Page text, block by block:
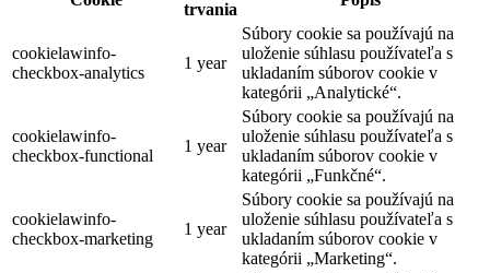
trvania
cookielawinfo-
checkbox-analytics
1 year
Súbory cookie sa používajú na
uloženie súhlasu používateľa s
ukladaním súborov cookie v
kategórii „Analytické“.
cookielawinfo-
checkbox-functional
1 year
Súbory cookie sa používajú na
uloženie súhlasu používateľa s
ukladaním súborov cookie v
kategórii „Funkčné“.
cookielawinfo-
checkbox-marketing
1 year
Súbory cookie sa používajú na
uloženie súhlasu používateľa s
ukladaním súborov cookie v
kategórii „Marketing“.